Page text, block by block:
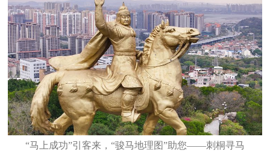
“马上成功”引客来，“骏马地理图”助您——刺桐寻马